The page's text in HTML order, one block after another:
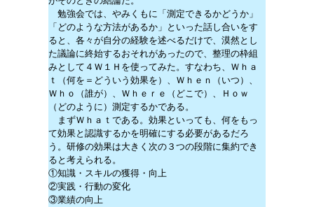
勉強会では、やみくもに「測定できるかどうか」
「どのような方法があるか」といった話し合いをす
ると、各々が自分の経験を述べるだけで、漠然とし
た議論に終始するおそれがあったので、整理の枠組
みとして４Ｗ１Ｈを使ってみた。すなわち、Ｗｈａ
ｔ（何を＝どういう効果を）、Ｗｈｅｎ（いつ）、
Ｗｈｏ（誰が）、Ｗｈｅｒｅ（どこで）、Ｈｏｗ
（どのように）測定するかである。
まずＷｈａｔである。効果といっても、何をもっ
て効果と認識するかを明確にする必要があるだろ
う。研修の効果は大きく次の３つの段階に集約でき
ると考えられる。
①知識・スキルの獲得・向上
②実践・行動の変化
③業績の向上